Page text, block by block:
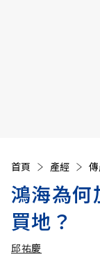
首頁 產經
鴻海為
買地？
邱祐慶